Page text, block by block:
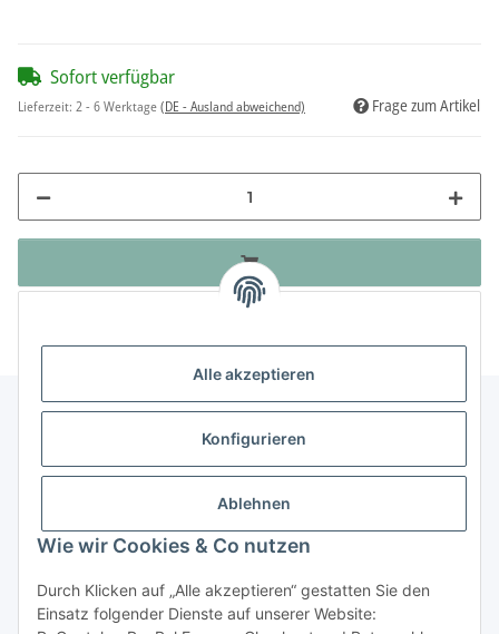
Alle akzeptieren
Konfigurieren
Ablehnen
Wie wir Cookies & Co nutzen
Durch Klicken auf „Alle akzeptieren“ gestatten Sie den
Einsatz folgender Dienste auf unserer Website:
Sofort verfügbar
Lieferzeit: 2 - 6 Werktage(DE - Ausland abweichend) Frage zum Artikel
Informationen
Gesetzliche Informationen
Vertrag widerrufen